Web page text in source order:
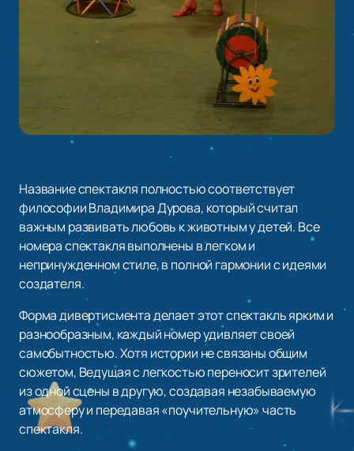
Название спектакля полностью соответствует
философии Владимира Дурова, который считал
важным развивать любовь к животным у детей. Все
номера спектакля выполнены в легком и
непринужденном стиле, в полной гармонии с идеями
создателя.
Форма дивертисмента делает этот спектакль ярким и
разнообразным, каждый номер удивляет своей
самобытностью. Хотя истории не связаны общим
сюжетом, Ведущая с легкостью переносит зрителей
из одной сцены в другую, создавая незабываемую
атмосферу и передавая «поучительную» часть
спектакля.